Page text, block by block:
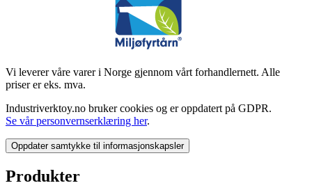
Vi leverer våre varer i Norge gjennom vårt forhandlernett. Alle
priser er eks. mva.
Industriverktoy.no bruker cookies og er oppdatert på GDPR.
Se vår personvernserklæring her.
Oppdater samtykke til informasjonskapsler
Produkter